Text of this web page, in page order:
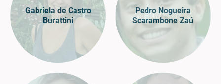
Gabriela de Castro
Burattini
Pedro Nogueira
Scarambone Zaú